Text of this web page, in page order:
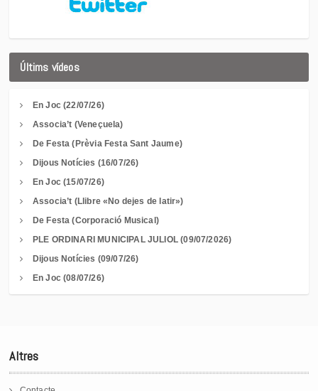
Últims vídeos
En Joc (22/07/26)
Associa’t (Veneçuela)
De Festa (Prèvia Festa Sant Jaume)
Dijous Notícies (16/07/26)
En Joc (15/07/26)
Associa’t (Llibre «No dejes de latir»)
De Festa (Corporació Musical)
PLE ORDINARI MUNICIPAL JULIOL (09/07/2026)
Dijous Notícies (09/07/26)
En Joc (08/07/26)
Altres